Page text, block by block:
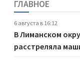
ГЛАВНОЕ
6 августа в 16:12
В Лиманском
расстреляла